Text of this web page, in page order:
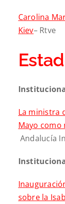
Carolina
Kiev– Rtve
La ministra
Mayo como
Andalucía
sobre la